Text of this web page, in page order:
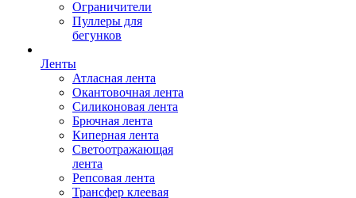
Ограничители
Пуллеры для
бегунков
Ленты
Атласная лента
Окантовочная лента
Силиконовая лента
Брючная лента
Киперная лента
Светоотражающая
лента
Репсовая лента
Трансфер клеевая